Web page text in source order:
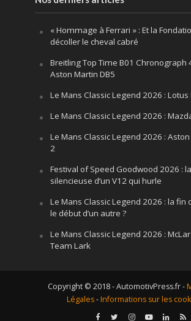
« Hommage à Ferrari » : Et la
décoller le cheval cabré
Breitling Top Time B01 Chronograph
Aston Martin DB5
Le Mans Classic Legend 2026 : Lotus
Le Mans Classic Legend 2026 :
Le Mans Classic Legend 2026 : Aston
2
Festival of Speed Goodwood 2026 :
silencieuse d’un V12 qui hurle
Le Mans Classic Legend 2026 : la fin
le début d’un autre ?
Le Mans Classic Legend 2026 :
Team Lark
Copyright © 2018 - AutomotivPress.fr -
Légales-Informations sur les